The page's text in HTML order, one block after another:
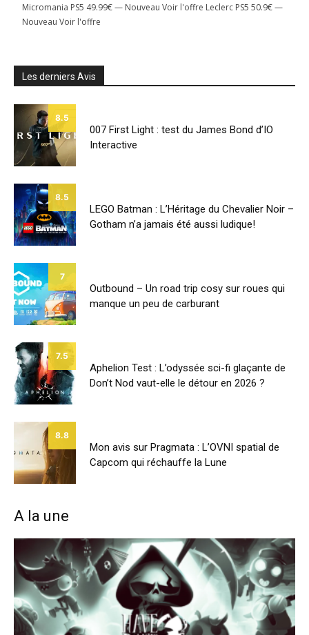
Micromania PS5 49.99€ — Nouveau Voir l'offre Leclerc PS5 50.9€ —
Nouveau Voir l'offre
Les derniers Avis
8.5
007 First Light : test du James Bond d’IO
Interactive
8.5
LEGO Batman : L’Héritage du Chevalier Noir –
Gotham n’a jamais été aussi ludique!
7
Outbound – Un road trip cosy sur roues qui
manque un peu de carburant
7.5
Aphelion Test : L’odyssée sci-fi glaçante de
Don’t Nod vaut-elle le détour en 2026 ?
8.8
Mon avis sur Pragmata : L’OVNI spatial de
Capcom qui réchauffe la Lune
A la une